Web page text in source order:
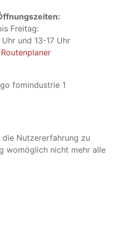
Freitag:
und 13-17 Uhr
Routenplaner
die Nutzererfahrung zu
womöglich nicht mehr alle